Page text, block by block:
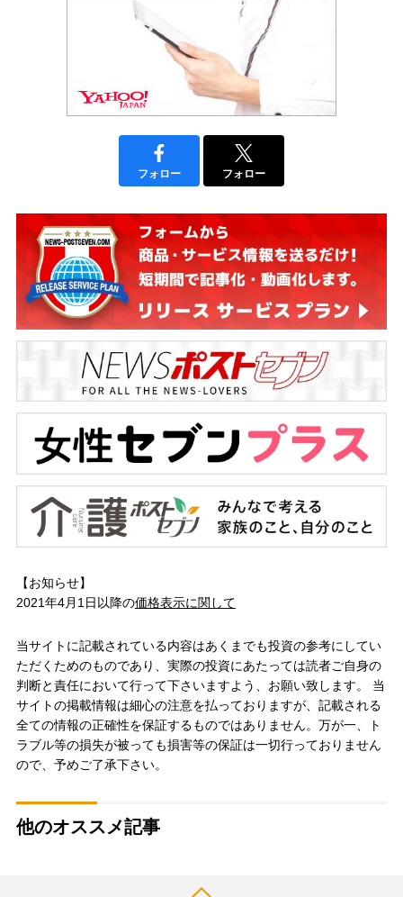
フォロー フォロー
【お知らせ】
2021年4月1日以降の価格表示に関して
当サイトに記載されている内容はあくまでも投資の参考にしてい
ただくためのものであり、実際の投資にあたっては読者ご自身の
判断と責任において行って下さいますよう、お願い致します。 当
サイトの掲載情報は細心の注意を払っておりますが、記載される
全ての情報の正確性を保証するものではありません。万が一、ト
ラブル等の損失が被っても損害等の保証は一切行っておりません
ので、予めご了承下さい。
他のオススメ記事